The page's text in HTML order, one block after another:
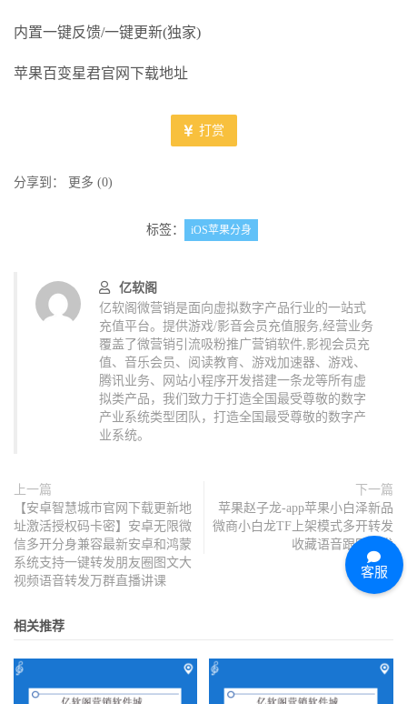
内置一键反馈/一键更新(独家)
苹果百变星君官网下载地址
打赏
分享到： 更多 (0)
标签： iOS苹果分身
亿软阁
亿软阁微营销是面向虚拟数字产品行业的一站式
充值平台。提供游戏/影音会员充值服务,经营业务
覆盖了微营销引流吸粉推广营销软件,影视会员充
值、音乐会员、阅读教育、游戏加速器、游戏、
腾讯业务、网站小程序开发搭建一条龙等所有虚
拟类产品，我们致力于打造全国最受尊敬的数字
产业系统类型团队，打造全国最受尊敬的数字产
业系统。
上一篇
【安卓智慧城市官网下载更新地
址激活授权码卡密】安卓无限微
信多开分身兼容最新安卓和鸿蒙
系统支持一键转发朋友圈图文大
视频语音转发万群直播讲课
下一篇
苹果赵子龙-app苹果小白泽新品
微商小白龙TF上架模式多开转发
收藏语音跟圈群发
相关推荐
客服